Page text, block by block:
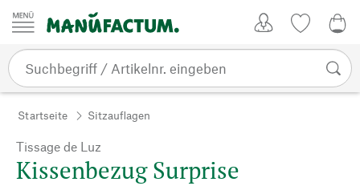
Zum Inhalt springen
Startseite Sitzauflagen
Tissage de Luz
Kissenbezug Surprise